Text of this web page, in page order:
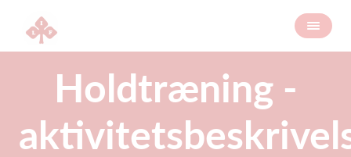
Holdtræning -